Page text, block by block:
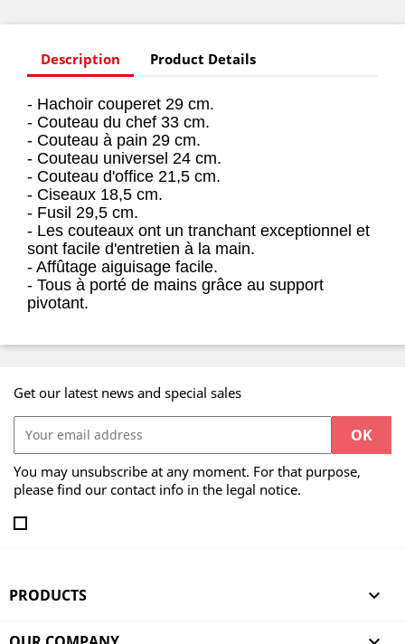
Description Product Details
- Hachoir couperet 29 cm.
- Couteau du chef 33 cm.
- Couteau à pain 29 cm.
- Couteau universel 24 cm.
- Couteau d'office 21,5 cm.
- Ciseaux 18,5 cm.
- Fusil 29,5 cm.
- Les couteaux ont un tranchant exceptionnel et
sont facile d'entretien à la main.
- Affûtage aiguisage facile.
- Tous à porté de mains grâce au support
pivotant.
Get our latest news and special sales
You may unsubscribe at any moment. For that purpose,
please find our contact info in the legal notice.
PRODUCTS 